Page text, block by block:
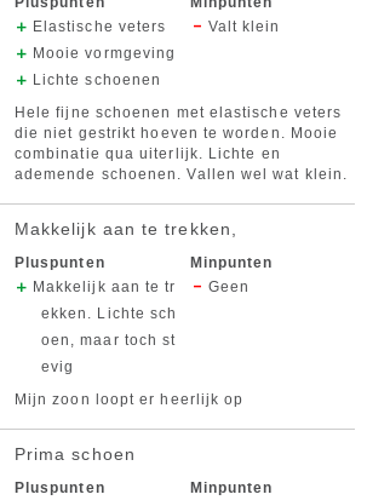
Elastische veters
Mooie vormgeving
Lichte schoenen
Valt klein
Hele fijne schoenen met elastische veters
die niet gestrikt hoeven te worden. Mooie
combinatie qua uiterlijk. Lichte en
ademende schoenen. Vallen wel wat klein.
Makkelijk aan te trekken,
Pluspunten
Makkelijk aan te tr
ekken. Lichte sch
oen, maar toch st
evig
Minpunten
Geen
Mijn zoon loopt er heerlijk op
Prima schoen
Pluspunten
Minpunten